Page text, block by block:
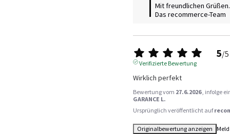
Mit freundlichen Grüßen.
Das recommerce-Team
5/5
Verifizierte Bewertung
Wirklich perfekt
Bewertung vom 27.6.2026 , infolge
GARANCE L.
Ursprünglich veröffentlicht auf
Originalbewertung anzeigen